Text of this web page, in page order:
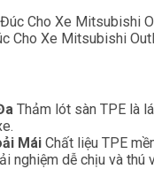
Cho Xe Mitsubishi
Thảm lót sàn TPE là
Mái Chất liệu TPE
nghiệm dễ chịu và thú